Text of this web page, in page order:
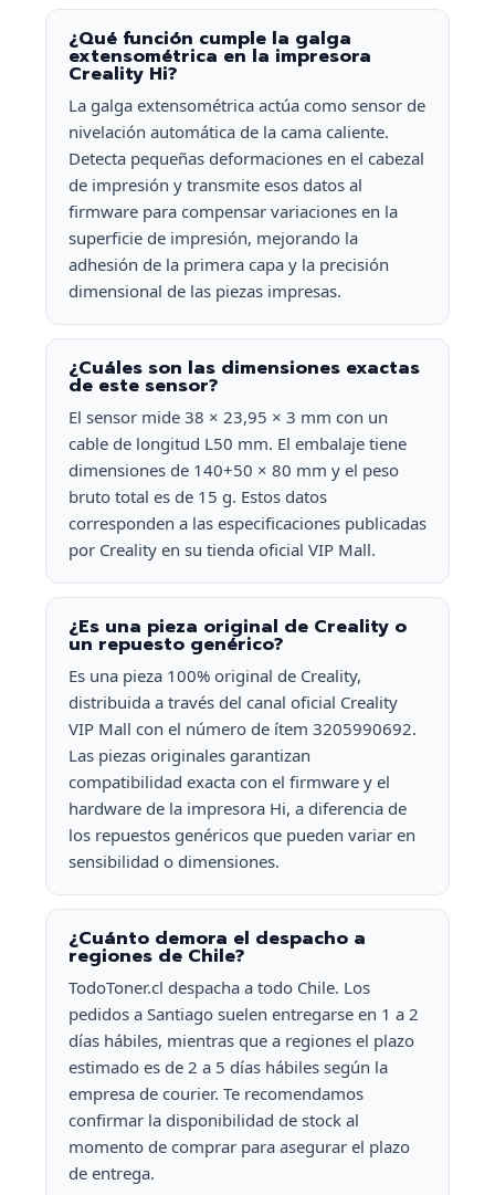
¿Qué función cumple la galga
extensométrica en la impresora
Creality Hi?
La galga extensométrica actúa como sensor de
nivelación automática de la cama caliente.
Detecta pequeñas deformaciones en el cabezal
de impresión y transmite esos datos al
firmware para compensar variaciones en la
superficie de impresión, mejorando la
adhesión de la primera capa y la precisión
dimensional de las piezas impresas.
¿Cuáles son las dimensiones exactas
de este sensor?
El sensor mide 38 × 23,95 × 3 mm con un
cable de longitud L50 mm. El embalaje tiene
dimensiones de 140+50 × 80 mm y el peso
bruto total es de 15 g. Estos datos
corresponden a las especificaciones publicadas
por Creality en su tienda oficial VIP Mall.
¿Es una pieza original de Creality o
un repuesto genérico?
Es una pieza 100% original de Creality,
distribuida a través del canal oficial Creality
VIP Mall con el número de ítem 3205990692.
Las piezas originales garantizan
compatibilidad exacta con el firmware y el
hardware de la impresora Hi, a diferencia de
los repuestos genéricos que pueden variar en
sensibilidad o dimensiones.
¿Cuánto demora el despacho a
regiones de Chile?
TodoToner.cl despacha a todo Chile. Los
pedidos a Santiago suelen entregarse en 1 a 2
días hábiles, mientras que a regiones el plazo
estimado es de 2 a 5 días hábiles según la
empresa de courier. Te recomendamos
confirmar la disponibilidad de stock al
momento de comprar para asegurar el plazo
de entrega.